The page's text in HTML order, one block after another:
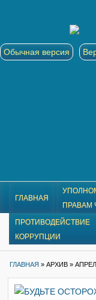
Обычная версия
ГЛАВНАЯ
ПРАВАМ
ПРОТИВОДЕЙСТВИЕ
КОРРУПЦИИ
ГЛАВНАЯ » АРХИВ »